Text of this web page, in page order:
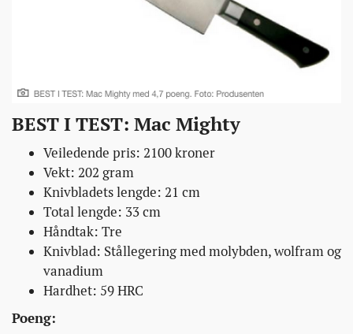
BEST I TEST: Mac Mighty
Veiledende pris: 2100 kroner
Vekt: 202 gram
Knivbladets lengde: 21 cm
Total lengde: 33 cm
Håndtak: Tre
Knivblad: Stållegering med molybden, wolfram og
vanadium
Hardhet: 59 HRC
Poeng: